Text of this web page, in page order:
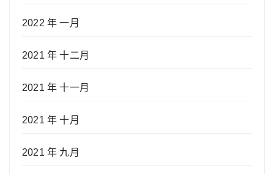
2022 年 一月
2021 年 十二月
2021 年 十一月
2021 年 十月
2021 年 九月